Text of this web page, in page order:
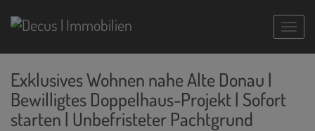
Exklusives Wohnen nahe Alte Donau |
Bewilligtes Doppelhaus-Projekt | Sofort
starten | Unbefristeter Pachtgrund